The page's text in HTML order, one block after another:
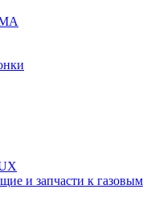
и запчасти к газовым